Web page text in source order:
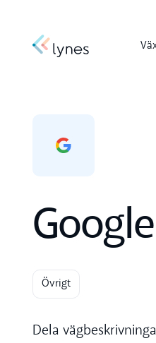
Övrigt
Dela